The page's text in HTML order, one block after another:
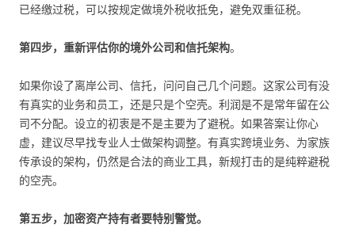
已经缴过税，可以按规定做境外税收抵免，避免双重征税。
第四步，重新评估你的境外公司和信托架构。
如果你设了离岸公司、信托，问问自己几个问题。这家公司有没
有真实的业务和员工，还是只是个空壳。利润是不是常年留在公
司不分配。设立的初衷是不是主要为了避税。如果答案让你心
虚，建议尽早找专业人士做架构调整。有真实跨境业务、为家族
传承设的架构，仍然是合法的商业工具，新规打击的是纯粹避税
的空壳。
第五步，加密资产持有者要特别警觉。